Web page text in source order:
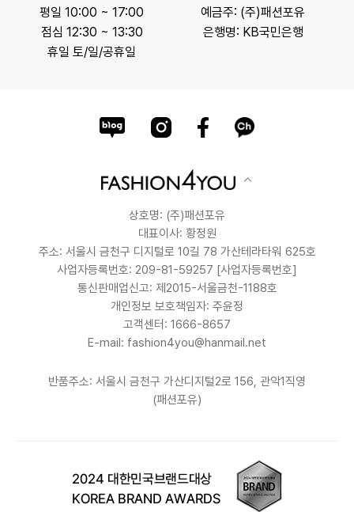
평일 10:00 ~ 17:00
점심 12:30 ~ 13:30
휴일 토/일/공휴일
예금주: (주)패션포유
은행명: KB국민은행
상호명: (주)패션포유
대표이사: 황정원
주소: 서울시 금천구 디지털로 10길 78 가산테라타워 625호
사업자등록번호: 209-81-59257 [사업자등록번호]
통신판매업신고: 제2015-서울금천-1188호
개인정보 보호책임자: 주윤정
고객센터: 1666-8657
E-mail: fashion4you@hanmail.net
반품주소: 서울시 금천구 가산디지털2로 156, 관악1직영
(패션포유)